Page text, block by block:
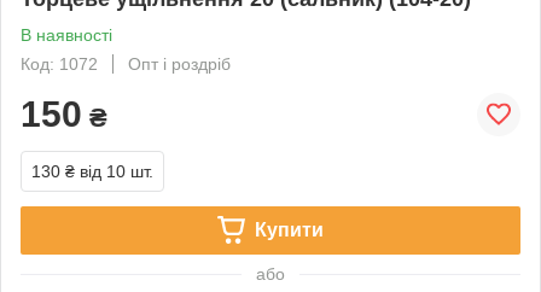
В наявності
Код: 1072
Опт і роздріб
150 ₴
130 ₴ від 10 шт.
Купити
або